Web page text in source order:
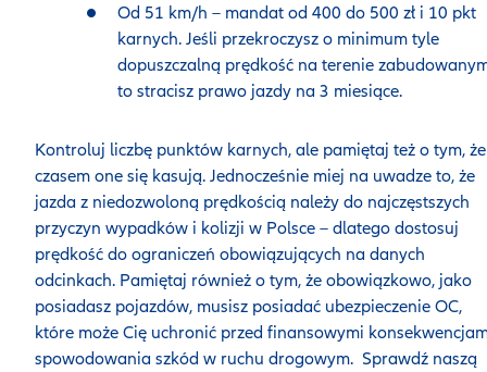
Od 51 km/h – mandat od 400 do 500 zł i 10 pkt
karnych. Jeśli przekroczysz o minimum tyle
dopuszczalną prędkość na terenie
to stracisz prawo jazdy na 3 miesiące.
Kontroluj liczbę punktów karnych, ale pamiętaj też o tym,
czasem one się kasują. Jednocześnie miej na uwadze to, że
jazda z niedozwoloną prędkością należy do najczęstszych
przyczyn wypadków i kolizji w Polsce – dlatego dostosuj
prędkość do ograniczeń obowiązujących na danych
odcinkach. Pamiętaj również o tym, że obowiązkowo, jako
posiadasz pojazdów, musisz posiadać ubezpieczenie OC,
które może Cię uchronić przed finansowymi
spowodowania szkód w ruchu drogowym. Sprawdź naszą